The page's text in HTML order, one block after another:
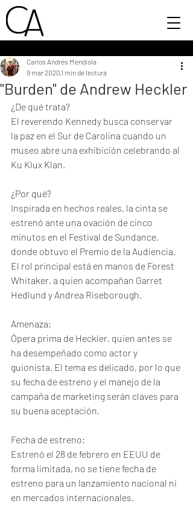
"Burden" de Andrew Heckler
Carlos Andrés Mendiola
9 mar 2020 1 min de lectura
¿De qué trata?
El reverendo Kennedy busca conservar
la paz en el Sur de Carolina cuando un
museo abre una exhibición celebrando al
Ku Klux Klan.
¿Por qué?
Inspirada en hechos reales, la cinta se
estrenó ante una ovación de cinco
minutos en el Festival de Sundance,
donde obtuvo el Premio de la Audiencia.
El rol principal está en manos de Forest
Whitaker, a quien acompañan Garret
Hedlund y Andrea Riseborough.
Amenaza:
Ópera prima de Heckler, quien antes se
ha desempeñado como actor y
guionista. El tema es delicado, por lo que
su fecha de estreno y el manejo de la
campaña de marketing serán claves para
su buena aceptación.
Fecha de estreno:
Estrenó el 28 de febrero en EEUU de
forma limitada, no se tiene fecha de
estreno para un lanzamiento nacional ni
en mercados internacionales.